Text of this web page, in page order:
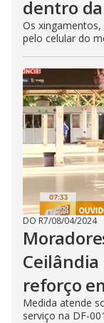
dentro
Os
pelo celular do
DO R7/08/04/2024
reforço
Medida atende
serviço na DF-001